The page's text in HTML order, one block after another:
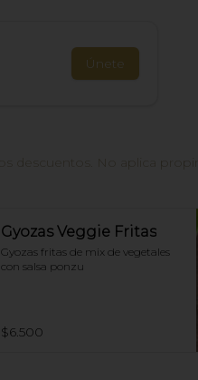
Únete
Gyozas Veggie Fritas
Gyozas fritas de mix de vegetales
con salsa ponzu
$6.500